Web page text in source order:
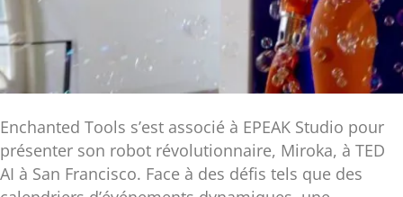
Enchanted Tools s’est associé à EPEAK Studio pour
présenter son robot révolutionnaire, Miroka, à TED
AI à San Francisco. Face à des défis tels que des